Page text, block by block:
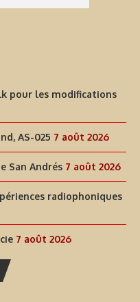
pour les modifications
AS-025 7 août 2026
San Andrés 7 août 2026
radiophoniques
7 août 2026